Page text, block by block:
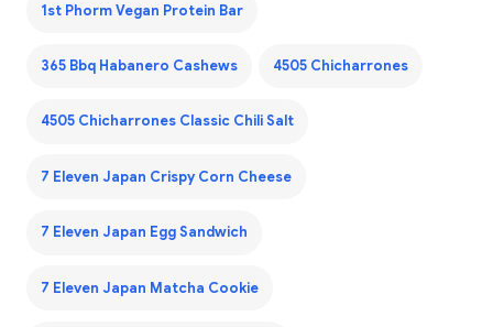
1st Phorm Vegan Protein Bar
365 Bbq Habanero Cashews 4505 Chicharrones
4505 Chicharrones Classic Chili Salt
7 Eleven Japan Crispy Corn Cheese
7 Eleven Japan Egg Sandwich
7 Eleven Japan Matcha Cookie